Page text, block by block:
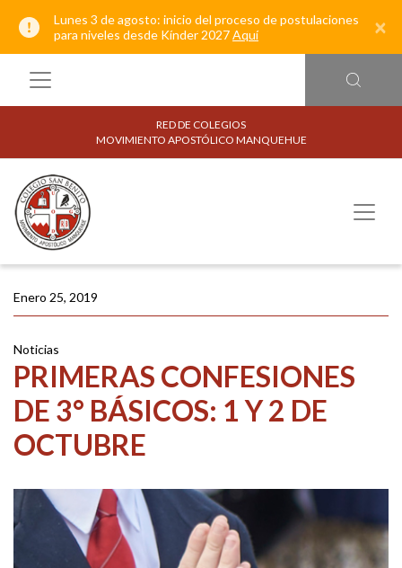
Lunes 3 de agosto: inicio del proceso de postulaciones
para niveles desde Kínder 2027Aquí ×
RED DE COLEGIOS
MOVIMIENTO APOSTÓLICO MANQUEHUE
Enero 25, 2019
Noticias
PRIMERAS CONFESIONES
DE 3° BÁSICOS: 1 Y 2 DE
OCTUBRE